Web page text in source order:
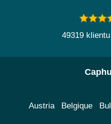
49319
Austria Belgique